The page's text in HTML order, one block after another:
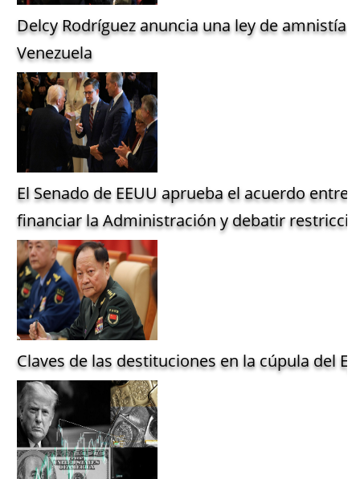
Delcy Rodríguez anuncia una ley de amnistía
Venezuela
El Senado de EEUU aprueba el acuerdo entre
financiar la Administración y debatir
Claves de las destituciones en la cúpula del